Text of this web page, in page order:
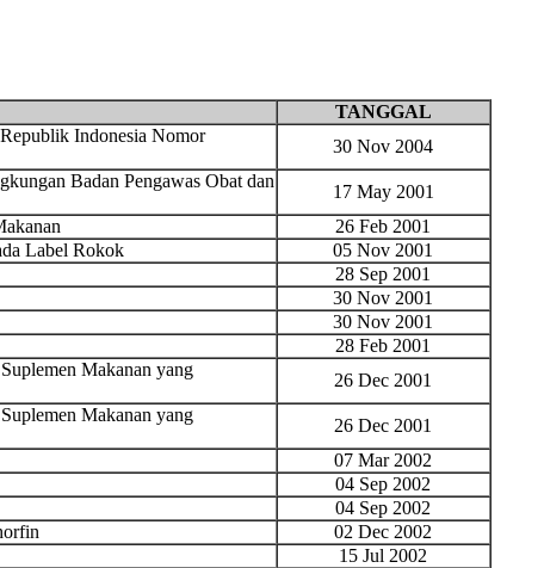
TANGGAL
Indonesia Nomor
30 Nov 2004
Badan Pengawas Obat dan
17 May 2001
26 Feb 2001
Label Rokok
05 Nov 2001
28 Sep 2001
30 Nov 2001
30 Nov 2001
28 Feb 2001
Makanan yang
26 Dec 2001
Makanan yang
26 Dec 2001
07 Mar 2002
04 Sep 2002
04 Sep 2002
02 Dec 2002
15 Jul 2002